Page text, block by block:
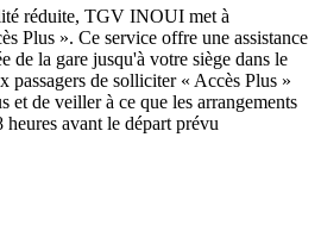
réduite, TGV INOUI met à
Plus ». Ce service offre une assistance
de la gare jusqu'à votre siège dans le
passagers de solliciter « Accès Plus »
et de veiller à ce que les arrangements
avant le départ prévu